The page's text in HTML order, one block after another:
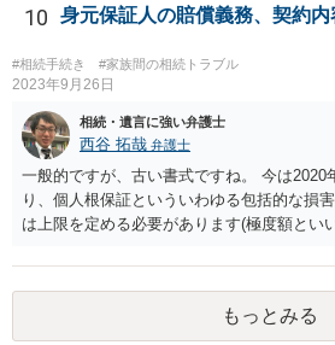
益がないと考えている可能性もあると思い
めて、弁護士見解を確認等するためによく
います。単に面倒臭いということで書面提
れば、当該弁護士との委任関係を修了した
出することを検討なさった方がよいでしょう
10 身元保証人の賠償義務、契約
#相続手続き #家族間の相続トラブル
2023年9月26日
相続・遺言に強い弁護士
西谷 拓哉 弁護士
一般的ですが、古い書式ですね。 今は2020
り、個人根保証といういわゆる包括的な損
は上限を定める必要があります(極度額とい
り、会社側は請求できない可能性が高そう
もっとみる